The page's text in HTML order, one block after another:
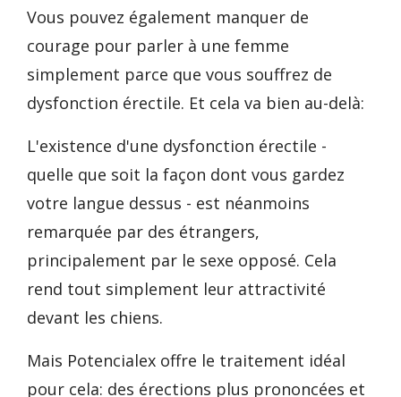
Vous pouvez également manquer de
courage pour parler à une femme
simplement parce que vous souffrez de
dysfonction érectile. Et cela va bien au-delà:
L'existence d'une dysfonction érectile -
quelle que soit la façon dont vous gardez
votre langue dessus - est néanmoins
remarquée par des étrangers,
principalement par le sexe opposé. Cela
rend tout simplement leur attractivité
devant les chiens.
Mais Potencialex offre le traitement idéal
pour cela: des érections plus prononcées et